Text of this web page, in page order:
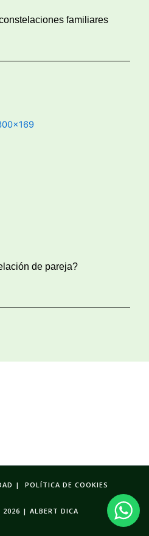
familiares
de pareja?
| POLÍTICA DE COOKIES
| ALBERT DICA